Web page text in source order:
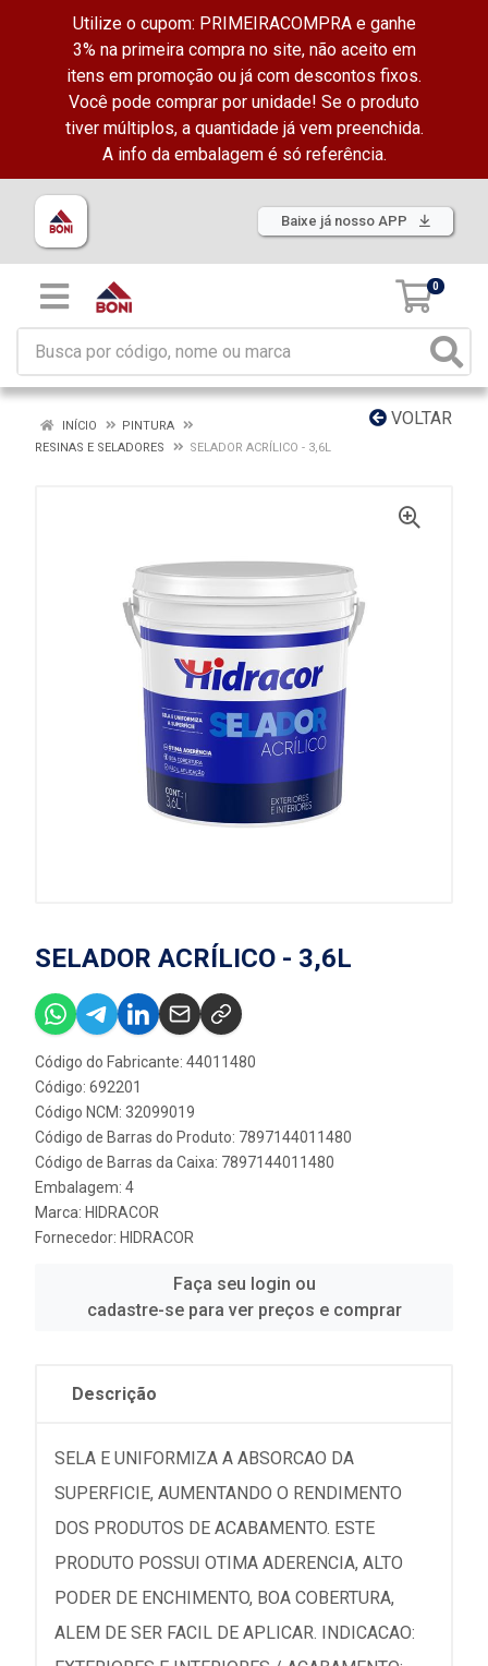
Utilize o cupom: PRIMEIRACOMPRA e ganhe
3% na primeira compra no site, não aceito em
itens em promoção ou já com descontos fixos.
Você pode comprar por unidade! Se o produto
tiver múltiplos, a quantidade já vem preenchida.
A info da embalagem é só referência.
Baixe já nosso APP
0
VOLTAR
INÍCIO
PINTURA
RESINAS E SELADORES
SELADOR ACRÍLICO - 3,6L
SELADOR ACRÍLICO - 3,6L
Código do Fabricante: 44011480
Código: 692201
Código NCM: 32099019
Código de Barras do Produto: 7897144011480
Código de Barras da Caixa: 7897144011480
Embalagem: 4
Marca: HIDRACOR
Fornecedor: HIDRACOR
Faça seu login ou
cadastre-se para ver preços e comprar
Descrição
SELA E UNIFORMIZA A ABSORCAO DA
SUPERFICIE, AUMENTANDO O RENDIMENTO
DOS PRODUTOS DE ACABAMENTO. ESTE
PRODUTO POSSUI OTIMA ADERENCIA, ALTO
PODER DE ENCHIMENTO, BOA COBERTURA,
ALEM DE SER FACIL DE APLICAR. INDICACAO: